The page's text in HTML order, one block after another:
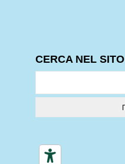
CERCA NEL SITO